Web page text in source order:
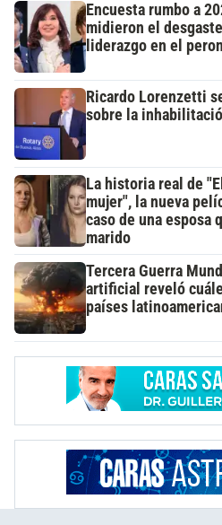
Encuesta rumbo a
midieron el
liderazgo en el
Ricardo Lorenzetti
sobre la
La historia real de
mujer", la nueva
caso de una esposa
marido
Tercera Guerra
artificial reveló
países